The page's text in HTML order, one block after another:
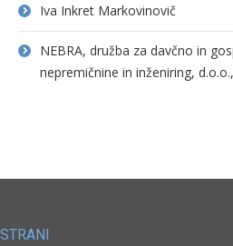
Iva Inkret Markovinovič
NEBRA, družba za davčno in
nepremičnine in inženiring,
STRANI